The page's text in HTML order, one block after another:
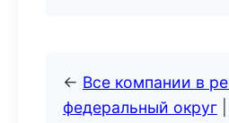
← Все компании в
федеральный округ